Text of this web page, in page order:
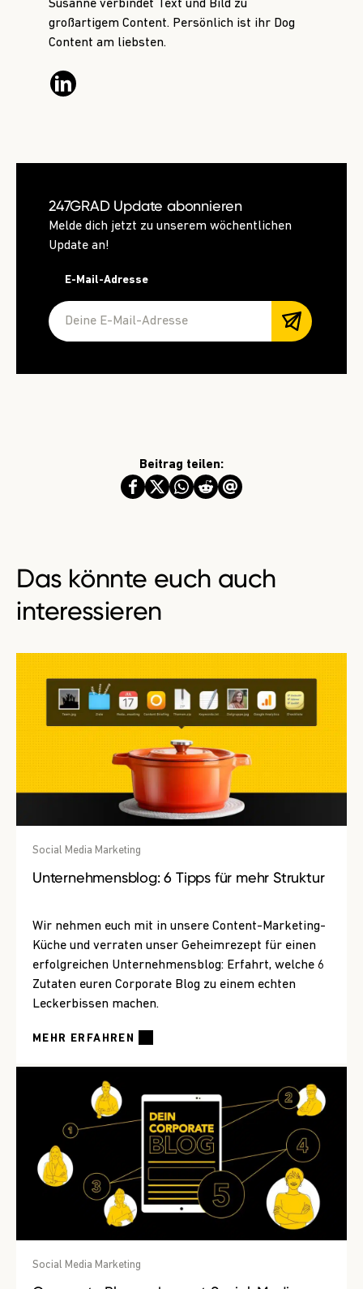
Susanne verbindet Text und Bild zu
großartigem Content. Persönlich ist ihr Dog
Content am liebsten.
247GRAD Update abonnieren
Melde dich jetzt zu unserem wöchentlichen
Update an!
E-Mail-Adresse
Beitrag teilen:
Das könnte euch auch
interessieren
Social Media Marketing
Unternehmensblog: 6 Tipps für mehr Struktur
Wir nehmen euch mit in unsere Content-Marketing-
Küche und verraten unser Geheimrezept für einen
erfolgreichen Unternehmensblog: Erfahrt, welche 6
Zutaten euren Corporate Blog zu einem echten
Leckerbissen machen.
MEHR ERFAHREN
Social Media Marketing